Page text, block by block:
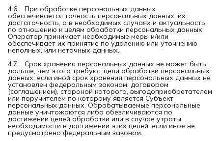
4.6. При обработке персональных данных
обеспечивается точность персональных данных, их
достаточность, а в необходимых случаях и актуальность
по отношению к целям обработки персональных данных.
Оператор принимает необходимые меры и/или
обеспечивает их принятие по удалению или уточнению
неполных, или неточных данных.
4.7. Срок хранения персональных данных не может быть
дольше, чем этого требуют цели обработки персональных
данных, если иной срок хранения персональных данных не
установлен федеральным законом, договором
(соглашением), стороной которого, выгодоприобретателем
или поручителем по которому является Субъект
персональных данных. Обрабатываемые персональные
данные уничтожаются либо обезличиваются по
достижении целей обработки или в случае утраты
необходимости в достижении этих целей, если иное не
предусмотрено федеральным законом.